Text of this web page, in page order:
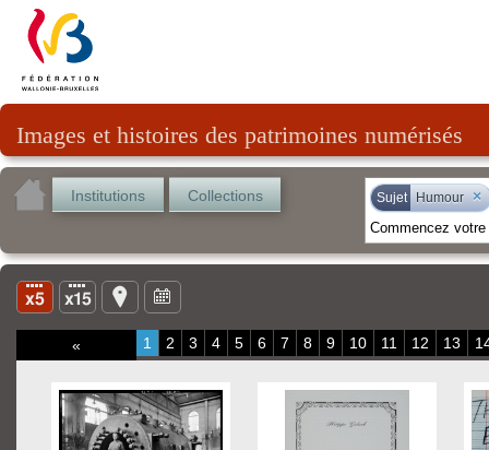
Images et histoires des patrimoines numérisés
Institutions Collections Sujet Humour ×
« 1 2 3 4 5 6 7 8 9 10 11 12 13